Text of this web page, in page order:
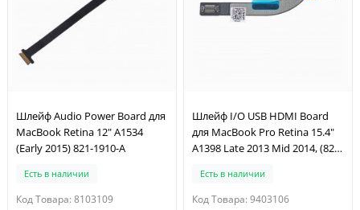
Шлейф Audio Power Board для
MacBook Retina 12" A1534
(Early 2015) 821-1910-A
Есть в наличии
Код Товара: 8103109
Шлейф I/O USB HDMI Board
для MacBook Pro Retina 15.4"
A1398 Late 2013 Mid 2014, (821-
Есть в наличии
Код Товара: 9403106